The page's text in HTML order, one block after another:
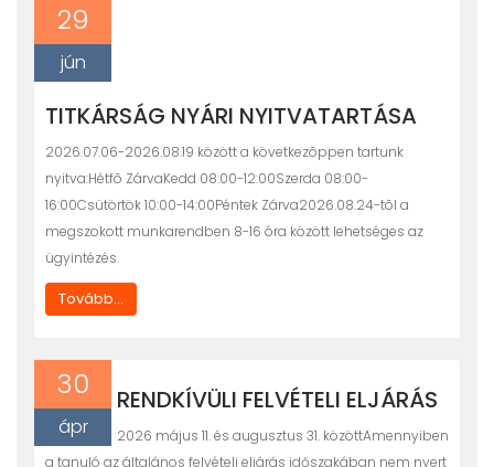
29
jún
TITKÁRSÁG NYÁRI NYITVATARTÁSA
2026.07.06-2026.08.19 között a következõppen tartunk
nyitva:Hétfõ ZárvaKedd 08:00-12:00Szerda 08:00-
16:00Csütörtök 10:00-14:00Péntek Zárva2026.08.24-tõl a
megszokott munkarendben 8-16 óra között lehetséges az
ügyintézés.
Tovább...
30
ápr
RENDKÍVÜLI FELVÉTELI ELJÁRÁS
2026 május 11. és augusztus 31. közöttAmennyiben
a tanuló az általános felvételi eljárás időszakában nem nyert